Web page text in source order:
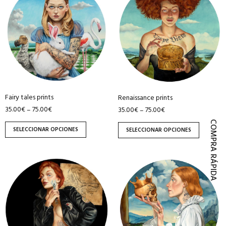
Fairy tales prints
35.00€–75.00€
SELECCIONAR OPCIONES
tiene
múltiples
variantes.
Las
opciones
elegir
en
la
página
producto
Renaissance prints
35.00€–75.00€
SELECCIONAR OPCIONES
tiene
múltiples
variantes.
Las
opciones
elegir
en
la
página
producto
producto
tiene
múltiples
variantes.
producto
tiene
múltiples
variantes.
COMPRA RÁPIDA